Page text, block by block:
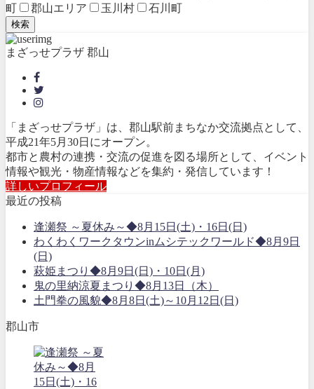
町
郡山エリア 玉川村 石川町
検索
まざっせプラザ 郡山
「まざっせプラザ」は、郡山駅前まちなか交流拠点として、
平成21年5月30日にオープン。
都市と農村の連携・交流の促進を図る場所として、イベント
情報や観光・物産情報などを集約・発信しています！
詳しいプロフィール
最近の投稿
逢瀬祭 ～夏休み～◆8月15日(土)・16日(日)
わくわくワークタウンinムシテックワールド◆8月9日
(日)
萩姫まつり◆8月9日(日)・10日(月)
鬼の里納涼夏まつり◆8月13日（木）
土門拳の風貌◆8月8日(土)～10月12日(日)
郡山市